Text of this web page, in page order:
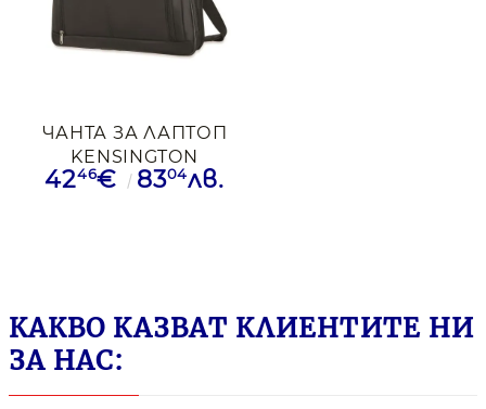
ЧАНТА ЗА ЛАПТОП
KENSINGTON
CLAMSHELL 17"
4246€ 8304лв.
КАКВО КАЗВАТ КЛИЕНТИТЕ НИ
ЗА НАС: